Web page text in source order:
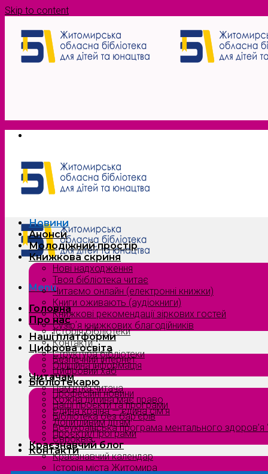
Skip to content
Menu
Головна
Про нас
Історія бібліотеки
Контакти
Структура бібліотеки
Офіційна інформація
Читачам
Пам’ятка читача
Кожна дитина має право
Єдина країна — єдина сім’я
Допитливим дітям
Проєкти/Програми
Краєзнавчий блог
Краєзнавчий календар
Історія міста Житомира
Новини
Анонси
Молодіжний простір
Книжкова скриня
Нові надходження
Твоя бібліотека читає
Читаємо онлайн (електронні книжки)
Книги оживають (аудіокниги)
Книжкові рекомендації зіркових гостей
Сузірʼя книжкових благодійників
Наші платформи
Цифрова освіта
Безпечний інтернет
Цифровий хаб
Бібліотекарю
Професійні новини
Наші проєкти та програми
Бібліотека без бар’єрів
Всеукраїнська програма ментального здоров’я
Євроквіз
Контакти